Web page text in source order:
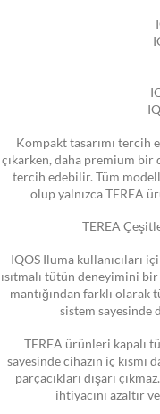
Kompakt tasarımı tercih
çıkarken, daha premium
tercih edebilir. Tüm
olup yalnızca TEREA
TEREA
IQOS Iluma kullanıcıları
ısıtmalı tütün deneyimini
mantığından farklı olarak
sistem sayesinde
TEREA ürünleri kapalı
sayesinde cihazın iç kısmı
parçacıkları dışarı
ihtiyacını azaltır